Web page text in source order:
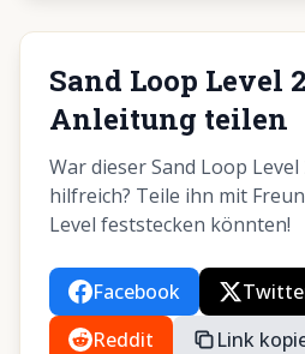
Sand Loop Level
Anleitung teilen
War dieser Sand Loop
hilfreich? Teile ihn mit
Level feststecken könnten!
Facebook
Reddit
Link